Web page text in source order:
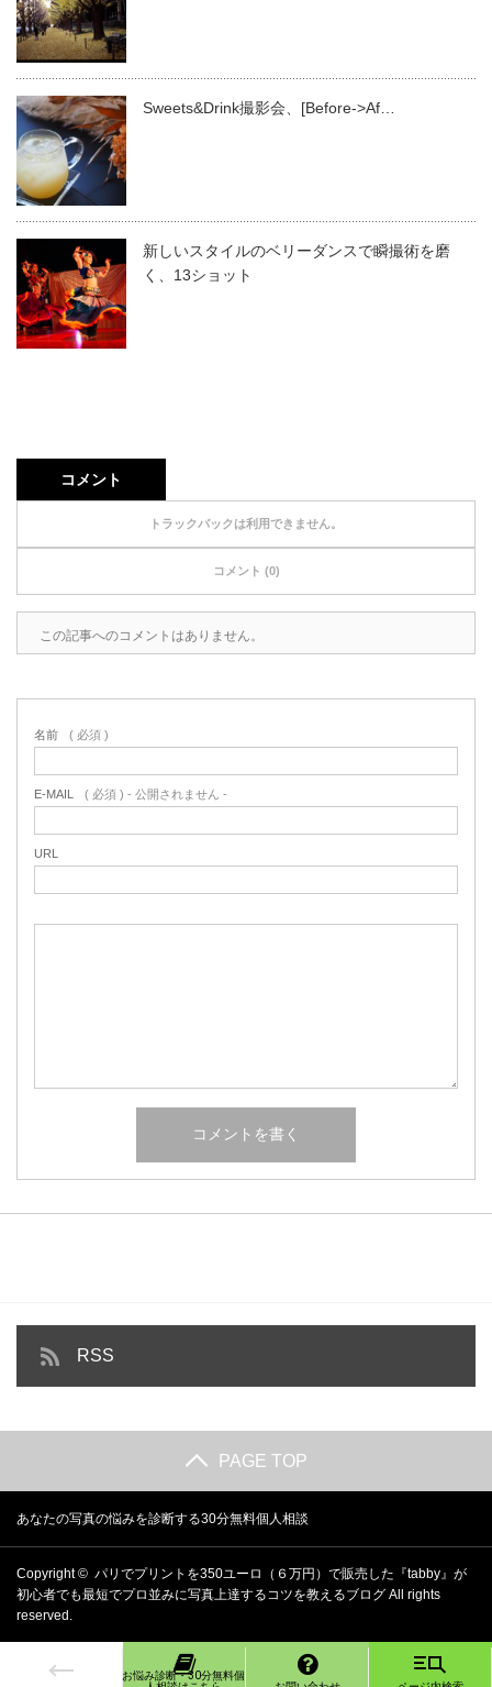
Sweets&Drink撮影会、[Before->Af…
新しいスタイルのベリーダンスで瞬撮術を磨
く、13ショット
コメント
トラックバックは利用できません。
コメント (0)
この記事へのコメントはありません。
名前 ( 必須 )
E-MAIL ( 必須 ) - 公開されません -
URL
RSS
PAGE TOP
あなたの写真の悩みを診断する30分無料個人相談
Copyright © パリでプリントを350ユーロ（６万円）で販売した『tabby』が
初心者でも最短でプロ並みに写真上達するコツを教えるブログ All rights
reserved.